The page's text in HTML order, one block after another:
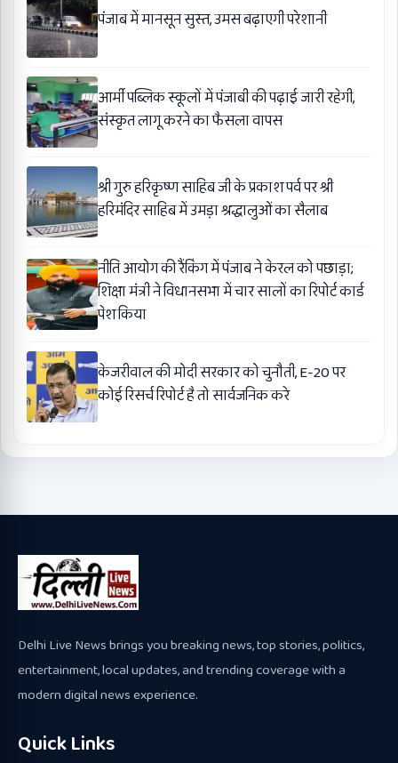
पंजाब में मानसून सुस्त, उमस बढ़ाएगी परेशानी
आर्मी पब्लिक स्कूलों में पंजाबी की पढ़ाई जारी रहेगी,
संस्कृत लागू करने का फैसला वापस
श्री गुरु हरिकृष्ण साहिब जी के प्रकाश पर्व पर श्री
हरिमंदिर साहिब में उमड़ा श्रद्धालुओं का सैलाब
नीति आयोग की रैंकिंग में पंजाब ने केरल को पछाड़ा;
शिक्षा मंत्री ने विधानसभा में चार सालों का रिपोर्ट कार्ड
पेश किया
केजरीवाल की मोदी सरकार को चुनौती, E-20 पर
कोई रिसर्च रिपोर्ट है तो सार्वजनिक करे
Delhi Live News brings you breaking news, top stories, politics,
entertainment, local updates, and trending coverage with a
modern digital news experience.
Quick Links